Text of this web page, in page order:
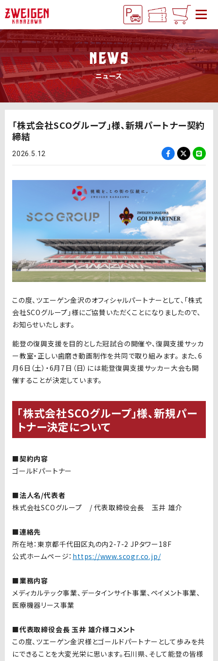
NEWS
ニュース
「株式会社SCOグループ」様、新規パートナー契約
締結
2026.5.12
この度、ツエーゲン金沢のオフィシャルパートナーとして、「株式
会社SCOグループ」様にご協賛いただくことになりましたので、
お知らせいたします。
能登の復興支援を目的とした冠試合の開催や、復興支援サッカ
ー教室・正しい歯磨き動画制作を共同で取り組みます。 また、6
月6日（土）・6月7日（日）には能登復興支援サッカー大会も開
催することが決定しています。
「株式会社SCOグループ」様、新規パー
トナー決定について
■契約内容
ゴールドパートナー
■法人名/代表者
株式会社SCOグループ / 代表取締役会長 玉井 雄介
■連絡先
所在地：東京都千代田区丸の内2-7-2 JPタワー18F
公式ホームページ： https://www.scogr.co.jp/
■業務内容
メディカルテック事業、データインサイト事業、ペイメント事業、
医療機器リース事業
■代表取締役会長 玉井 雄介様コメント
この度、ツエーゲン金沢様とゴールドパートナーとして歩みを共
にできることを大変光栄に思います。石川県、そして能登の皆様